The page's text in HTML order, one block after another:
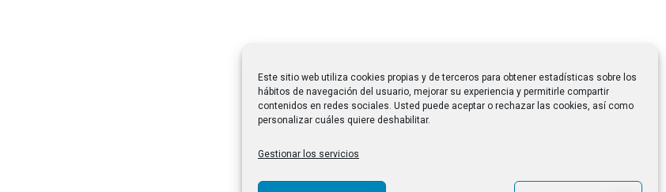
Este sitio web utiliza cookies propias y de terceros para obtener estadísticas sobre los
hábitos de navegación del usuario, mejorar su experiencia y permitirle compartir
contenidos en redes sociales. Usted puede aceptar o rechazar las cookies, así como
personalizar cuáles quiere deshabilitar.
Gestionar los servicios